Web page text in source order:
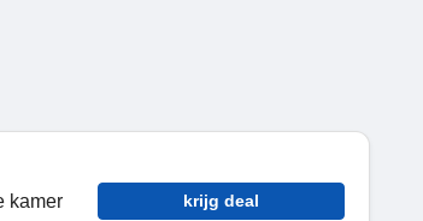
kamer
krijg deal